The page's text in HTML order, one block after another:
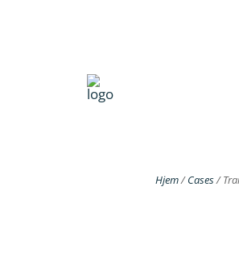
Hjem/Cases/